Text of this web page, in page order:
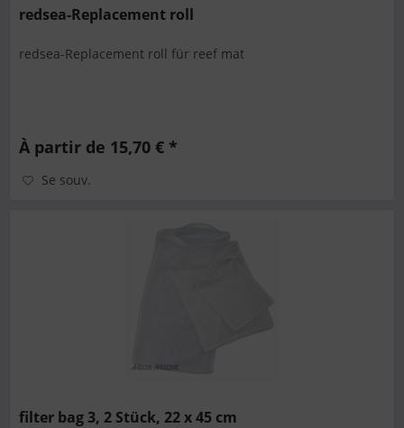
redsea-Replacement roll
redsea-Replacement roll für reef mat
À partir de 15,70 € *
Se souv.
filter bag 3, 2 Stück, 22 x 45 cm